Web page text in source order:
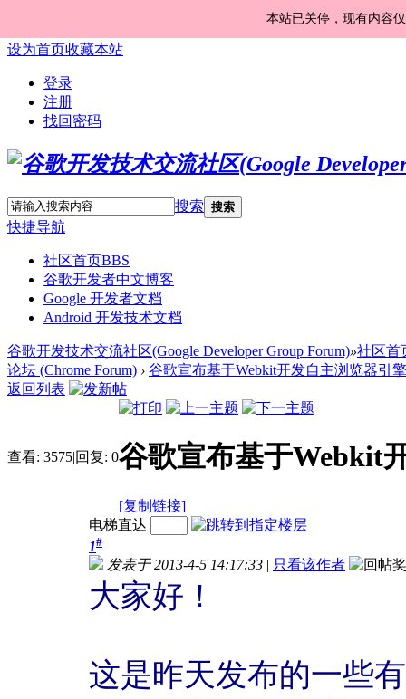
本站已关停，现有内容
设为首页收藏本站
登录
注册
找回密码
搜索 搜索
快捷导航
社区首页BBS
谷歌开发者中文博客
Google 开发者文档
Android 开发技术文档
谷歌开发技术交流社区(Google Developer Group Forum)»社区首
论坛 (Chrome Forum) › 谷歌宣布基于Webkit开发自主浏览器引
返回列表
查看: 3575|回复: 0谷歌宣布基于Webkit
[复制链接]
电梯直达
1#
发表于 2013-4-5 14:17:33 | 只看该作者
大家好！
这是昨天发布的一些